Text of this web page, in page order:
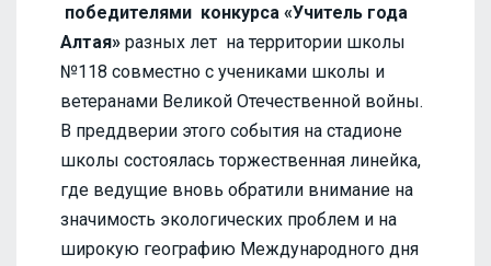
победителями конкурса «Учитель года
Алтая» разных лет на территории школы
№118 совместно с учениками школы и
ветеранами Великой Отечественной войны.
В преддверии этого события на стадионе
школы состоялась торжественная линейка,
где ведущие вновь обратили внимание на
значимость экологических проблем и на
широкую географию Международного дня